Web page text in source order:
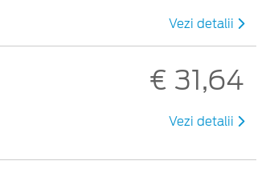
Vezi detalii
€ 31,64
Vezi detalii